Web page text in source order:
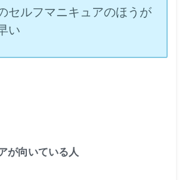
セルフマニキュアのほうが
い
が向いている人